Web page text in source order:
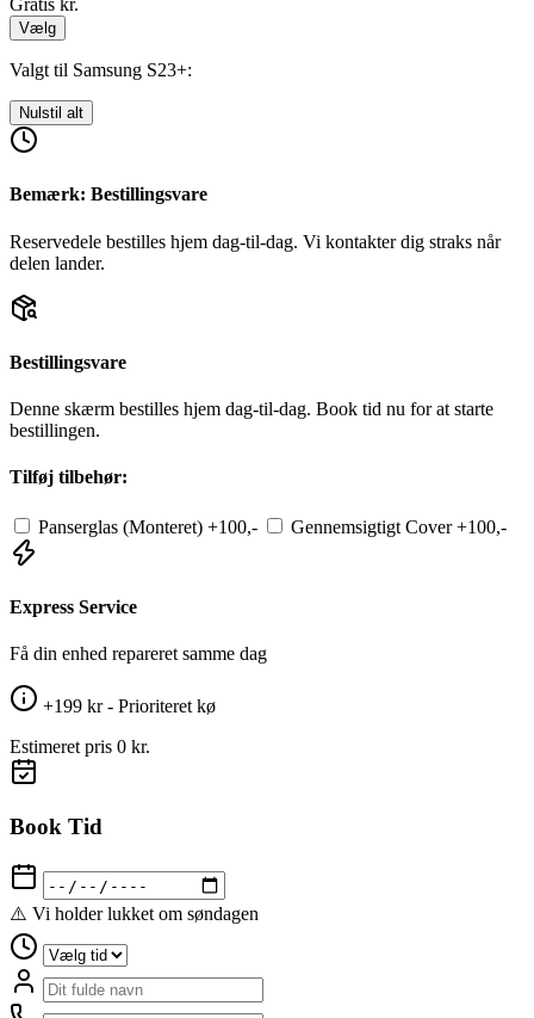
Gratis kr.
Vælg
Valgt til Samsung S23+:
Nulstil alt
Bemærk: Bestillingsvare
Reservedele bestilles hjem dag-til-dag. Vi kontakter dig straks når
delen lander.
Bestillingsvare
Denne skærm bestilles hjem dag-til-dag. Book tid nu for at starte
bestillingen.
Tilføj tilbehør:
Panserglas (Monteret) +100,- Gennemsigtigt Cover +100,-
Express Service
Få din enhed repareret samme dag
+199 kr - Prioriteret kø
Estimeret pris 0 kr.
Book Tid
⚠️ Vi holder lukket om søndagen